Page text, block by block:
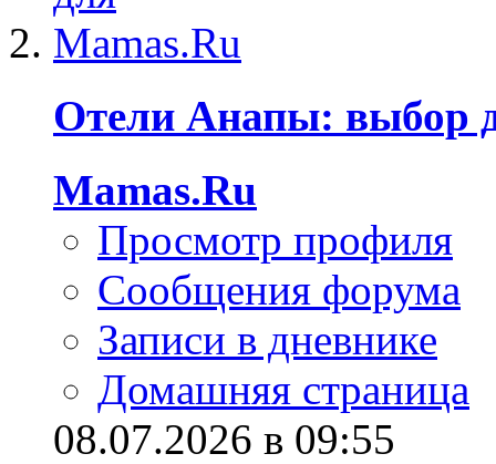
Отели Анапы: выбор
Mamas.Ru
Просмотр профиля
Сообщения форума
Записи в дневнике
Домашняя страница
08.07.2026 в 09:55